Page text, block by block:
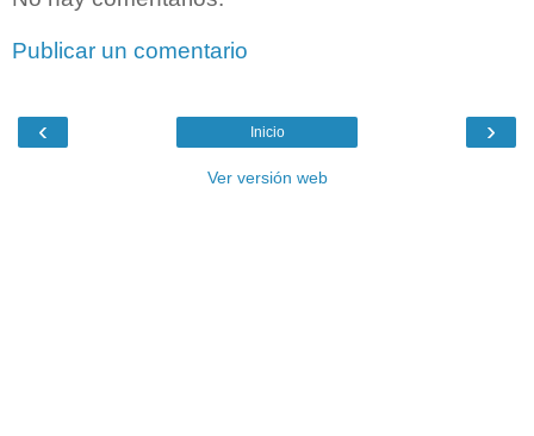
Publicar un comentario
‹ ›
Inicio
Ver versión web